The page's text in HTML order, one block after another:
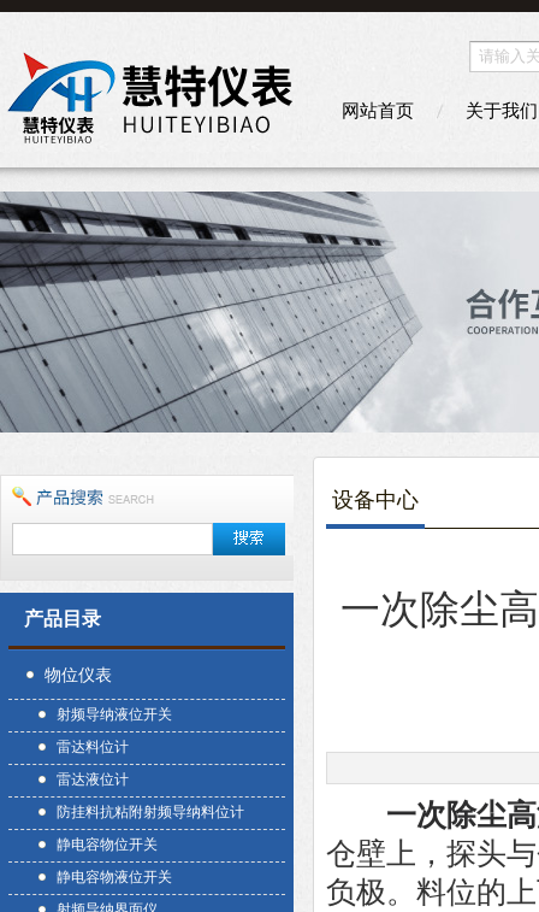
网站首页 关于我们
产品目录
物位仪表
射频导纳液位开关
雷达料位计
雷达液位计
防挂料抗粘附射频导纳料位计
静电容物位开关
静电容物液位开关
设备中心
一次除尘
一次除尘
仓壁上，探头
负极。料位的